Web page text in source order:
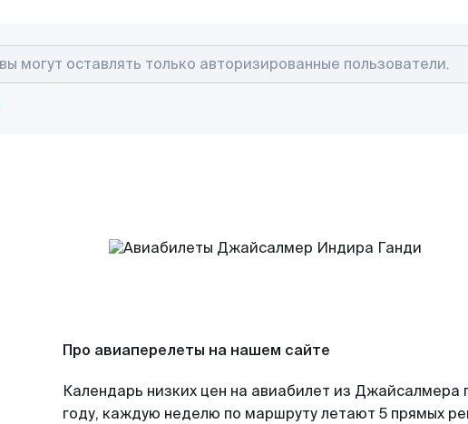
Про авиаперелеты на нашем сайте
Календарь низких цен на авиабилет из Джайсалмера
году, каждую неделю по маршруту летают 5 прямых